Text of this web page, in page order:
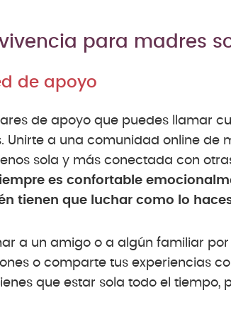
para madres
de apoyo
de apoyo que puedes llamar
Unirte a una comunidad online de
sola y más conectada con
es confortable
tienen que luchar como lo
a un amigo o a algún familiar
o comparte tus experiencias
que estar sola todo el tiempo,